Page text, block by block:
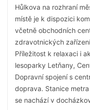
Hůlkova na rozhraní
místě je k dispozici
včetně obchodních
zdravotnických
Příležitost k relaxaci i
lesoparky Letňany,
Dopravní spojení s
doprava. Stanice
se nachází v